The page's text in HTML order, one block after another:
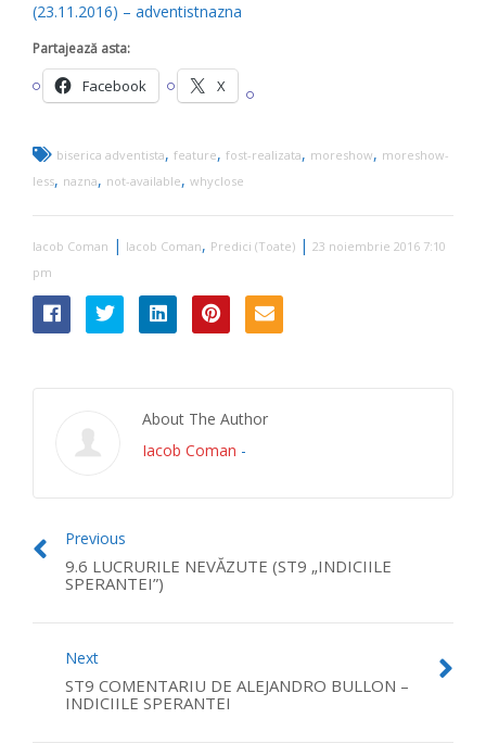
(23.11.2016) – adventistnazna
Partajează asta:
Facebook X
biserica adventista, feature, fost-realizata, moreshow, moreshow-
less, nazna, not-available, whyclose
Iacob Coman | Iacob Coman, Predici (Toate) | 23 noiembrie 2016 7:10
pm
About The Author
Iacob Coman -
Previous
9.6 LUCRURILE NEVĂZUTE (ST9 „INDICIILE
SPERANTEI”)
Next
ST9 COMENTARIU DE ALEJANDRO BULLON –
INDICIILE SPERANTEI